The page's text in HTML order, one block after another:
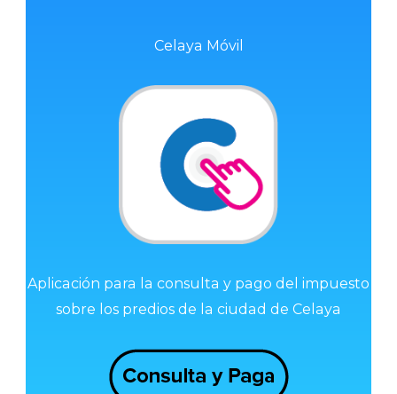
Celaya Móvil
Aplicación para la consulta y pago del impuesto
sobre los predios de la ciudad de Celaya